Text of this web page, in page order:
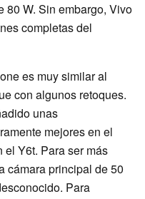
80 W. Sin embargo, Vivo
completas del
es muy similar al
con algunos retoques.
unas
mejores en el
el Y6t. Para ser más
cámara principal de 50
Para